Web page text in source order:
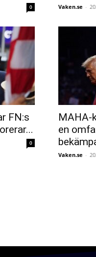
0 Vaken.se -
FN:s
0
MAHA-
en
Vaken.se -